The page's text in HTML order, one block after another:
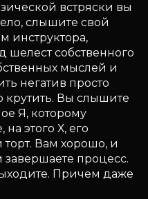
встряски вы
слышите свой
инструктора,
шелест собственного
мыслей и
негатив просто
крутить. Вы слышите
Я, которому
этого Х, его
Вам хорошо, и
процесс.
Причем даже